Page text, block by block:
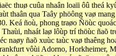
thuø cuûa nhaân loaïi ôû theá
thaân qua Taây phöông vaø
Keá ñoù, phong traøo Ñöùc
nhaát laø lôùp trí thöùc ñaõ
naøy ñaõ xuùc taùc vaø thaêng
vôùi Adorno, Horkheimer,